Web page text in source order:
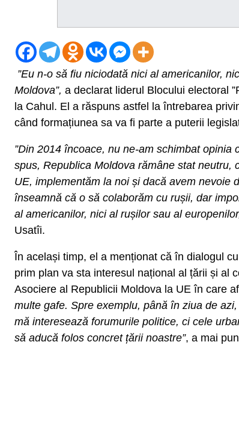
”Eu n-o să fiu niciodată nici al americanilor,
Moldova”, a declarat liderul Blocului electoral
la Cahul. El a răspuns astfel la întrebarea
când formațiunea sa va fi parte a puterii
”Din 2014 încoace, nu ne-am schimbat
spus, Republica Moldova rămâne stat neutru,
UE, implementăm la noi și dacă avem nevoie
înseamnă că o să colaborăm cu rușii, dar
al americanilor, nici al rușilor sau al
Usatîi.
În același timp, el a menționat că în dialogul
prim plan va sta interesul național al țării și al
Asociere al Republicii Moldova la UE în care
multe gafe. Spre exemplu, până în ziua de
mă interesează forumurile politice, ci cele
să aducă folos concret țării noastre”, a mai